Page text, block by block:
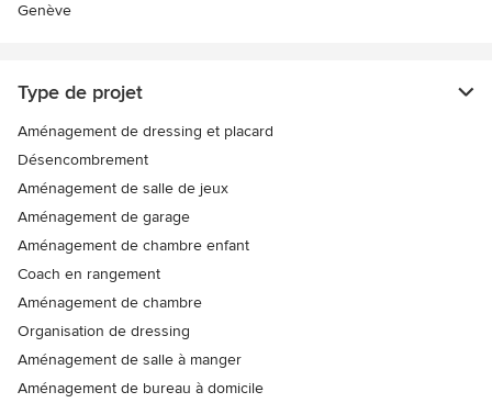
Genève
Type de projet
Aménagement de dressing et placard
Désencombrement
Aménagement de salle de jeux
Aménagement de garage
Aménagement de chambre enfant
Coach en rangement
Aménagement de chambre
Organisation de dressing
Aménagement de salle à manger
Aménagement de bureau à domicile